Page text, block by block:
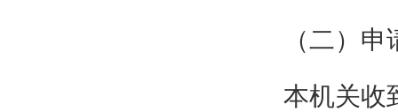
（二）
本机关收